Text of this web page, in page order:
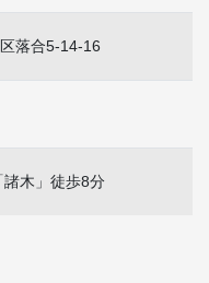
落合5-14-16
諸木」徒歩8分